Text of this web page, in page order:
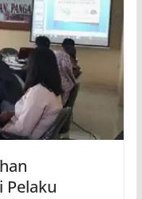
Pelaku